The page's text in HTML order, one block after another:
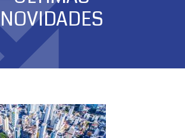
NOVIDADES